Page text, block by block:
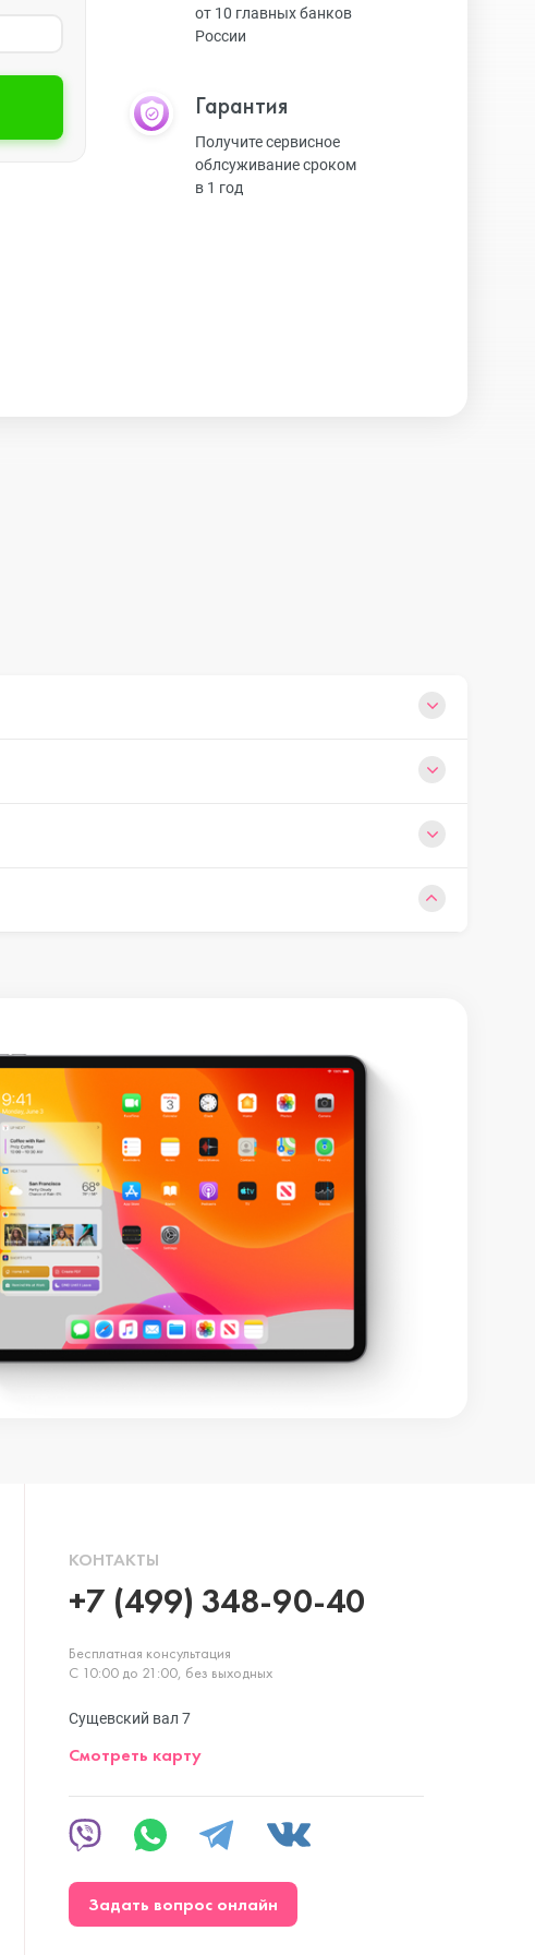
от 10 главных банков
России
Гарантия
Получите сервисное
облсуживание сроком
в 1 год
КОНТАКТЫ
+7 (499) 348-90-40
Бесплатная консультация
С 10:00 до 21:00, без выходных
Сущевский вал 7
Смотреть карту
Задать вопрос онлайн